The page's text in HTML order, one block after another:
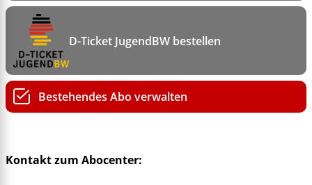
D-Ticket JugendBW bestellen
Bestehendes Abo verwalten
Kontakt zum Abocenter: